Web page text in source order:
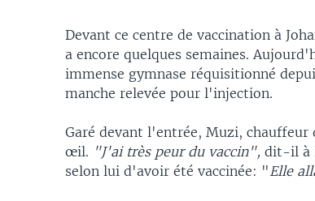
Devant ce centre de vaccination à
a encore quelques semaines.
immense gymnase réquisitionné
manche relevée pour l'injection.
Garé devant l'entrée, Muzi,
œil. "J'ai très peur du vaccin", dit-il à
selon lui d'avoir été vaccinée: "Elle